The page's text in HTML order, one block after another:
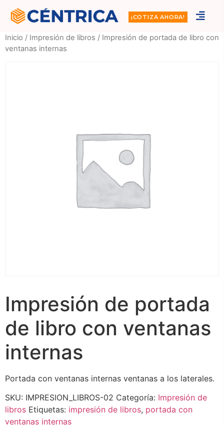
¡COTIZA AHORA!
Inicio / Impresión de libros / Impresión de portada de libro con
ventanas internas
Impresión de portada
de libro con ventanas
internas
Portada con ventanas internas ventanas a los laterales.
SKU: IMPRESION_LIBROS-02 Categoría: Impresión de
libros Etiquetas: impresión de libros, portada con
ventanas internas